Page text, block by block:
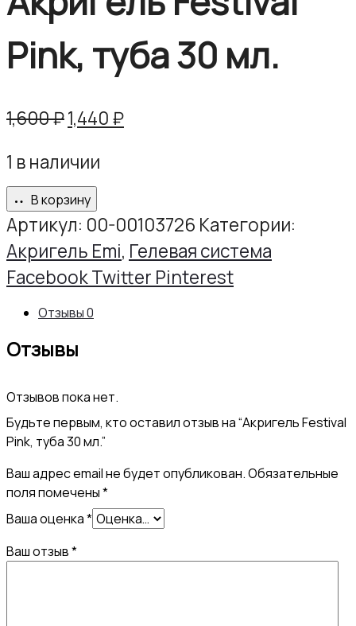
Pink, туба 30 мл.
1,600₽Первоначальная
составляла
1,600 ₽.
1,440₽Текущая
1 в наличии
В корзину
Артикул: 00-00103726 Категории:
Акригель Emi, Гелевая система
Share
FacebookTwitter Pinterest
Отзывы0
Отзывы
Отзывов пока нет.
Будьте первым, кто оставил отзыв на “Акригель Festival
Pink, туба 30 мл.”
Ваш адрес email не будет опубликован.Обязательные
поля помечены*
Ваша оценка*
Ваш отзыв*